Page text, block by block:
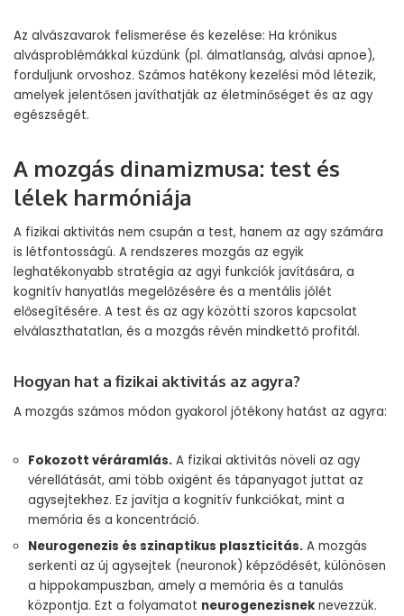
Az alvászavarok felismerése és kezelése: Ha krónikus
alvásproblémákkal küzdünk (pl. álmatlanság, alvási apnoe),
forduljunk orvoshoz. Számos hatékony kezelési mód létezik,
amelyek jelentősen javíthatják az életminőséget és az agy
egészségét.
A mozgás dinamizmusa: test és
lélek harmóniája
A fizikai aktivitás nem csupán a test, hanem az agy számára
is létfontosságú. A rendszeres mozgás az egyik
leghatékonyabb stratégia az agyi funkciók javítására, a
kognitív hanyatlás megelőzésére és a mentális jólét
elősegítésére. A test és az agy közötti szoros kapcsolat
elválaszthatatlan, és a mozgás révén mindkettő profitál.
Hogyan hat a fizikai aktivitás az agyra?
A mozgás számos módon gyakorol jótékony hatást az agyra:
Fokozott véráramlás. A fizikai aktivitás növeli az agy
vérellátását, ami több oxigént és tápanyagot juttat az
agysejtekhez. Ez javítja a kognitív funkciókat, mint a
memória és a koncentráció.
Neurogenezis és szinaptikus plaszticitás. A mozgás
serkenti az új agysejtek (neuronok) képződését, különösen
a hippokampuszban, amely a memória és a tanulás
központja. Ezt a folyamatot neurogenezisnek nevezzük.